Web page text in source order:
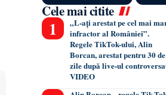
Cele mai citite
„L-ați arestat pe cel mai
infractor al României”.
Regele TikTok-ului, Alin
Borcan, arestat pentru 30 de
zile după live-ul
VIDEO